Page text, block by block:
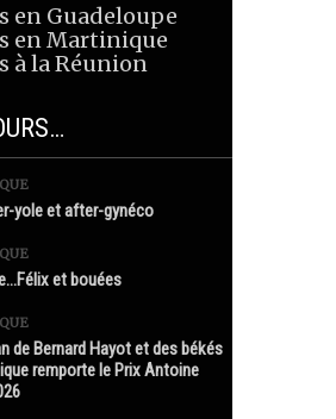
en Guadeloupe
en Martinique
à la Réunion
yole et after-gynéco
et bouées
de Bernard Hayot et des békés
remporte le Prix Antoine